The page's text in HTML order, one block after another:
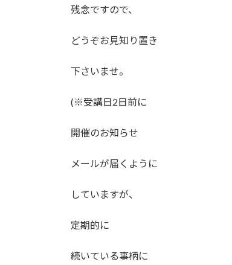
残念ですので、
どうぞお見知り置き
下さいませ。
(※受講日2日前に
開催のお知らせ
メールが届くように
していますが、
定期的に
続いている事柄に